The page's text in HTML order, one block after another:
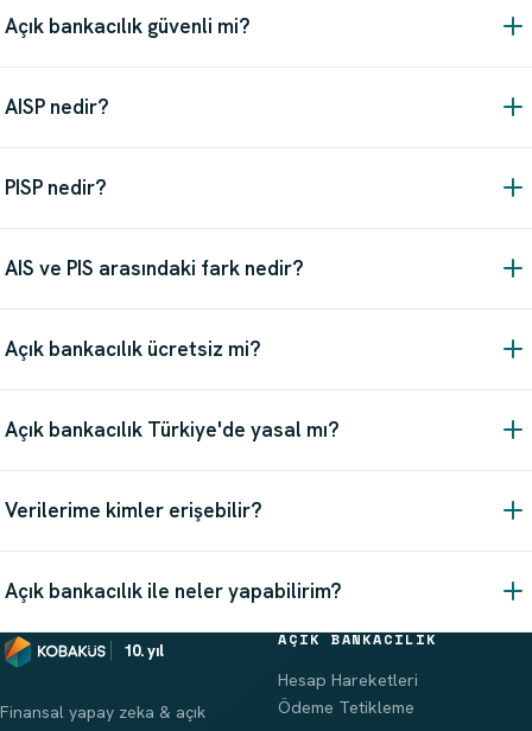
Açık bankacılık güvenli mi?
AISP nedir?
PISP nedir?
AIS ve PIS arasındaki fark nedir?
Açık bankacılık ücretsiz mi?
Açık bankacılık Türkiye'de yasal mı?
Verilerime kimler erişebilir?
Açık bankacılık ile neler yapabilirim?
10. yıl
Finansal yapay zeka & açık
AÇIK BANKACILIK
Hesap Hareketleri
Ödeme Tetikleme